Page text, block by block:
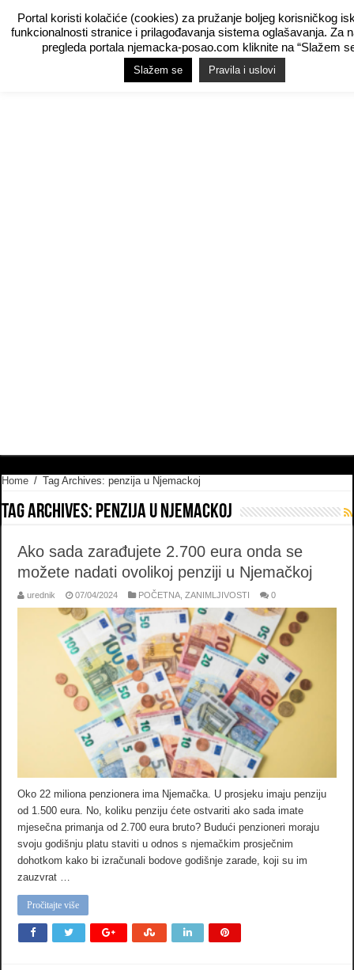
Home / Tag Archives: penzija u Njemackoj
Tag Archives: penzija u Njemackoj
Ako sada zarađujete 2.700 eura onda se
možete nadati ovolikoj penziji u Njemačkoj
urednik 07/04/2024 POČETNA ,ZANIMLJIVOSTI 0
Oko 22 miliona penzionera ima Njemačka. U prosjeku imaju penziju
od 1.500 eura. No, koliku penziju ćete ostvariti ako sada imate
mjesečna primanja od 2.700 eura bruto? Budući penzioneri moraju
svoju godišnju platu staviti u odnos s njemačkim prosječnim
dohotkom kako bi izračunali bodove godišnje zarade, koji su im
zauzvrat …
Pročitajte više
Portal koristi kolačiće (cookies) za pružanje boljeg korisničkog
funkcionalnosti stranice i prilagođavanja sistema oglašavanja. Za
pregleda portala njemacka-posao.com kliknite na “Slažem
Slažem se Pravila i uslovi